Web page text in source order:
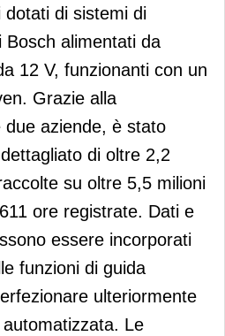
di sistemi di
alimentati da
12 V, funzionanti con un
Grazie alla
aziende, è stato
di oltre 2,2
su oltre 5,5 milioni
ore registrate. Dati e
essere incorporati
funzioni di guida
ulteriormente
Le